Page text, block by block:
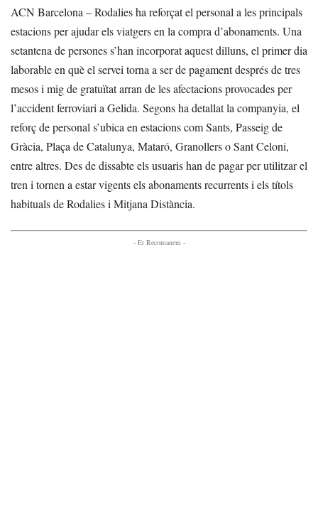
ACN Barcelona – Rodalies ha reforçat el personal a les principals
estacions per ajudar els viatgers en la compra d’abonaments. Una
setantena de persones s’han incorporat aquest dilluns, el primer dia
laborable en què el servei torna a ser de pagament després de tres
mesos i mig de gratuïtat arran de les afectacions provocades per
l’accident ferroviari a Gelida. Segons ha detallat la companyia, el
reforç de personal s’ubica en estacions com Sants, Passeig de
Gràcia, Plaça de Catalunya, Mataró, Granollers o Sant Celoni,
entre altres. Des de dissabte els usuaris han de pagar per utilitzar el
tren i tornen a estar vigents els abonaments recurrents i els títols
habituals de Rodalies i Mitjana Distància.
- Et Recomanem -